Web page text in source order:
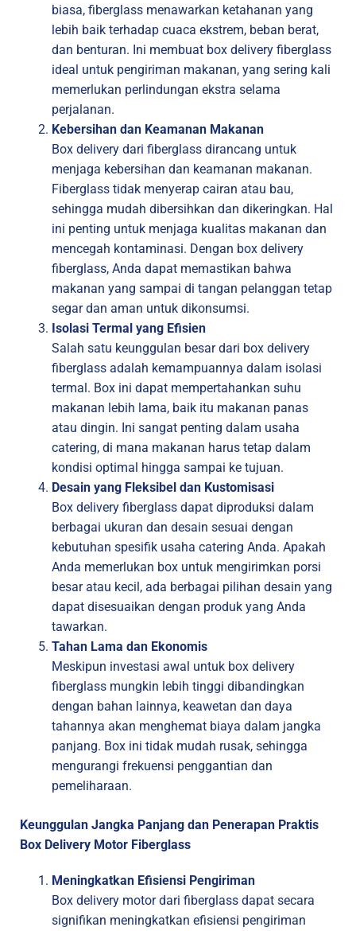
biasa, fiberglass menawarkan ketahanan yang
lebih baik terhadap cuaca ekstrem, beban berat,
dan benturan. Ini membuat box delivery fiberglass
ideal untuk pengiriman makanan, yang sering kali
memerlukan perlindungan ekstra selama
perjalanan.
Kebersihan dan Keamanan Makanan
Box delivery dari fiberglass dirancang untuk
menjaga kebersihan dan keamanan makanan.
Fiberglass tidak menyerap cairan atau bau,
sehingga mudah dibersihkan dan dikeringkan. Hal
ini penting untuk menjaga kualitas makanan dan
mencegah kontaminasi. Dengan box delivery
fiberglass, Anda dapat memastikan bahwa
makanan yang sampai di tangan pelanggan tetap
segar dan aman untuk dikonsumsi.
Isolasi Termal yang Efisien
Salah satu keunggulan besar dari box delivery
fiberglass adalah kemampuannya dalam isolasi
termal. Box ini dapat mempertahankan suhu
makanan lebih lama, baik itu makanan panas
atau dingin. Ini sangat penting dalam usaha
catering, di mana makanan harus tetap dalam
kondisi optimal hingga sampai ke tujuan.
Desain yang Fleksibel dan Kustomisasi
Box delivery fiberglass dapat diproduksi dalam
berbagai ukuran dan desain sesuai dengan
kebutuhan spesifik usaha catering Anda. Apakah
Anda memerlukan box untuk mengirimkan porsi
besar atau kecil, ada berbagai pilihan desain yang
dapat disesuaikan dengan produk yang Anda
tawarkan.
Tahan Lama dan Ekonomis
Meskipun investasi awal untuk box delivery
fiberglass mungkin lebih tinggi dibandingkan
dengan bahan lainnya, keawetan dan daya
tahannya akan menghemat biaya dalam jangka
panjang. Box ini tidak mudah rusak, sehingga
mengurangi frekuensi penggantian dan
pemeliharaan.
Keunggulan Jangka Panjang dan Penerapan Praktis
Box Delivery Motor Fiberglass
Meningkatkan Efisiensi Pengiriman
Box delivery motor dari fiberglass dapat secara
signifikan meningkatkan efisiensi pengiriman